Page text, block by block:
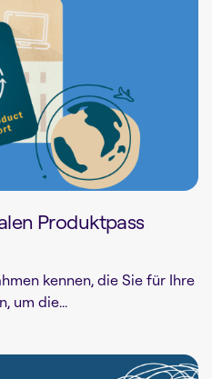
Produktpass
kennen, die Sie für Ihre
um die...